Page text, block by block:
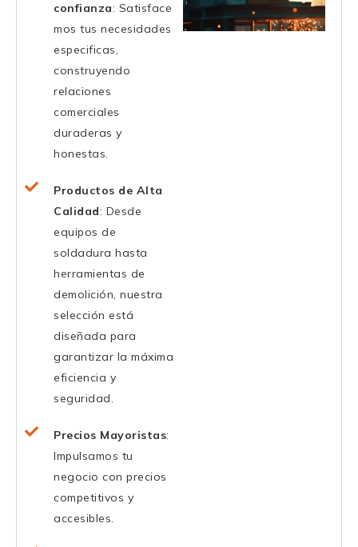
confianza: Satisface
mos tus necesidades
especificas,
construyendo
relaciones
comerciales
duraderas y
honestas.
Productos de Alta
Calidad: Desde
equipos de
soldadura hasta
herramientas de
demolición, nuestra
selección está
diseñada para
garantizar la máxima
eficiencia y
seguridad.
Precios Mayoristas:
Impulsamos tu
negocio con precios
competitivos y
accesibles.